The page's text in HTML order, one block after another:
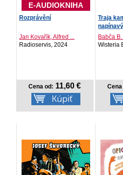
E-AUDIOKNIHA
Rozprávění
Jan Kovařík, Alfred ...
Radioservis, 2024
Cena od: 11,60 €
Traja
Babča
Wisteria